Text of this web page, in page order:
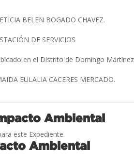
BELEN BOGADO CHAVEZ.
DE SERVICIOS
en el Distrito de Domingo
EULALIA CACERES MERCADO.
Ambiental
este Expediente.
Ambiental